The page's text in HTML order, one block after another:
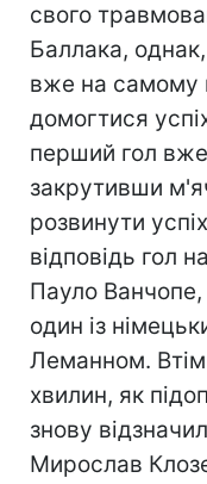
свого
Баллака,
вже на самому
домогтися
перший гол вже
закрутивши
розвинути
відповідь гол
Пауло
один із
Леманном.
хвилин, як
знову
Мирослав